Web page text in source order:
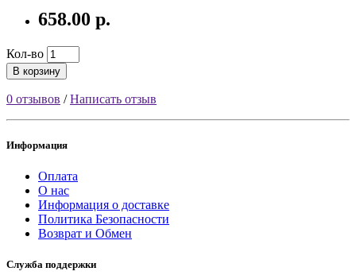
658.00 р.
Кол-во
В корзину
0 отзывов /Написать отзыв
Информация
Оплата
О нас
Информация о доставке
Политика Безопасности
Возврат и Обмен
Служба поддержки